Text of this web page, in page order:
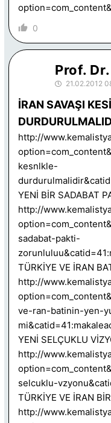
0
Prof.
21.02.2012
İRAN SAVAŞI
http://
kesnlkle-
YENİ BİR SADABAT
http://
sadabat-pakti-
TÜRKİYE VE İRAN
http://
ve-ran-batinin-yen-
YENİ SELÇUKLU
http://
selcuklu-
TÜRKİYE VE İRAN
http://